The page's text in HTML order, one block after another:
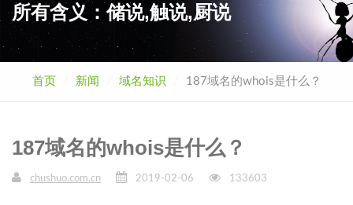
所有含义：储说,触说,厨说
首页 新闻 域名知识 187域名的whois是什么？
187域名的whois是什么？
chushuo.com.cn 2019-02-06 133603